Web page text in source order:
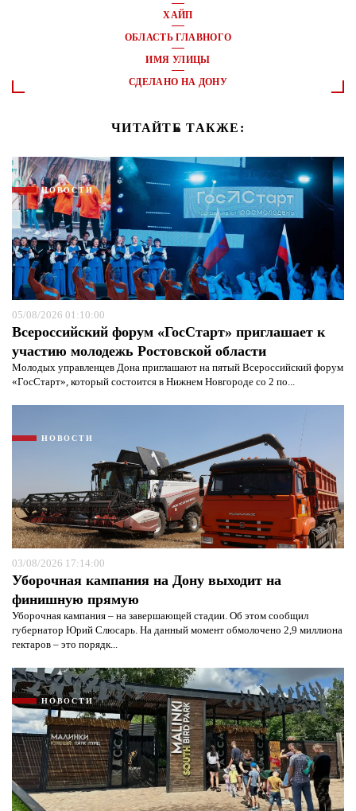
ХАЙП
ОБЛАСТЬ ГЛАВНОГО
ИМЯ УЛИЦЫ
СДЕЛАНО НА ДОНУ
ЧИТАЙТЕ ТАКЖЕ:
НОВОСТИ
05/08/2026 01:10:00
Всероссийский форум «ГосСтарт» приглашает к
участию молодежь Ростовской области
Молодых управленцев Дона приглашают на пятый Всероссийский форум
«ГосСтарт», который состоится в Нижнем Новгороде со 2 по...
НОВОСТИ
03/08/2026 17:14:00
Уборочная кампания на Дону выходит на
финишную прямую
Уборочная кампания – на завершающей стадии. Об этом сообщил
губернатор Юрий Слюсарь. На данный момент обмолочено 2,9 миллиона
гектаров – это порядк...
НОВОСТИ